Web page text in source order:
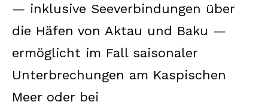
— inklusive Seeverbindungen über
die Häfen von Aktau und Baku —
ermöglicht im Fall saisonaler
Unterbrechungen am Kaspischen
Meer oder bei